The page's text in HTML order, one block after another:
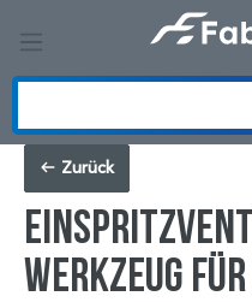
Zurück
Werkzeug für